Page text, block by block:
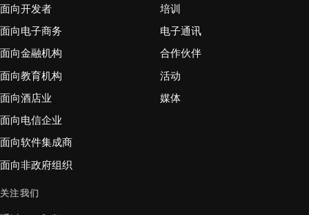
面向开发者
面向电子商务
面向金融机构
面向教育机构
面向酒店业
面向电信企业
面向软件集成商
面向非政府组织
培训
电子通讯
合作伙伴
活动
媒体
关注我们